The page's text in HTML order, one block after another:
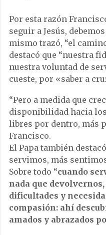
Por esta razón
seguir a Jesús,
mismo trazó, “el
destacó que “nuestra
nuestra voluntad de
cueste, por «saber a
“Pero a medida que
disponibilidad hacia
libres por dentro, más
Francisco.
El Papa también
servimos, más
Sobre todo “cuando
nada que
dificultades y
compasión: ahí
amados y abrazados